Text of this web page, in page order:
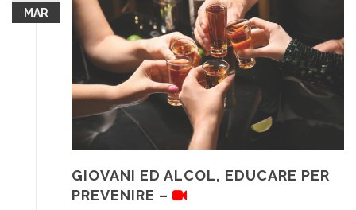
MAR
GIOVANI ED ALCOL, EDUCARE PER
PREVENIRE –